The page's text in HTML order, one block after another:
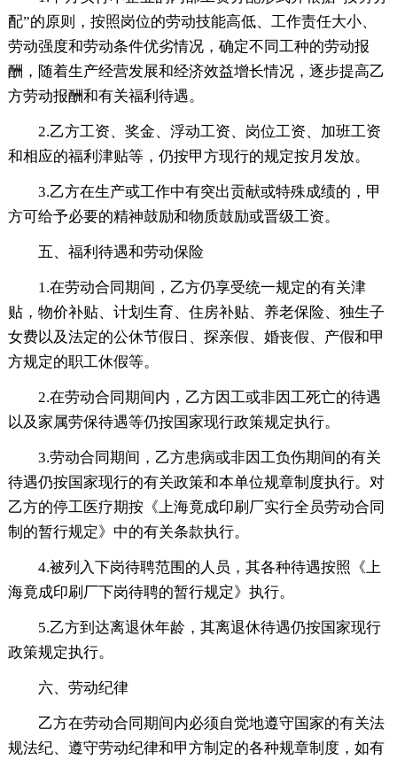
配”的原则，按照岗位的劳动技能高低、工作责任大小、
劳动强度和劳动条件优劣情况，确定不同工种的劳动报
酬，随着生产经营发展和经济效益增长情况，逐步提高乙
方劳动报酬和有关福利待遇。
2.乙方工资、奖金、浮动工资、岗位工资、加班工资
和相应的福利津贴等，仍按甲方现行的规定按月发放。
3.乙方在生产或工作中有突出贡献或特殊成绩的，甲
方可给予必要的精神鼓励和物质鼓励或晋级工资。
五、福利待遇和劳动保险
1.在劳动合同期间，乙方仍享受统一规定的有关津
贴，物价补贴、计划生育、住房补贴、养老保险、独生子
女费以及法定的公休节假日、探亲假、婚丧假、产假和甲
方规定的职工休假等。
2.在劳动合同期间内，乙方因工或非因工死亡的待遇
以及家属劳保待遇等仍按国家现行政策规定执行。
3.劳动合同期间，乙方患病或非因工负伤期间的有关
待遇仍按国家现行的有关政策和本单位规章制度执行。对
乙方的停工医疗期按《上海竟成印刷厂实行全员劳动合同
制的暂行规定》中的有关条款执行。
4.被列入下岗待聘范围的人员，其各种待遇按照《上
海竟成印刷厂下岗待聘的暂行规定》执行。
5.乙方到达离退休年龄，其离退休待遇仍按国家现行
政策规定执行。
六、劳动纪律
乙方在劳动合同期间内必须自觉地遵守国家的有关法
规法纪、遵守劳动纪律和甲方制定的各种规章制度，如有